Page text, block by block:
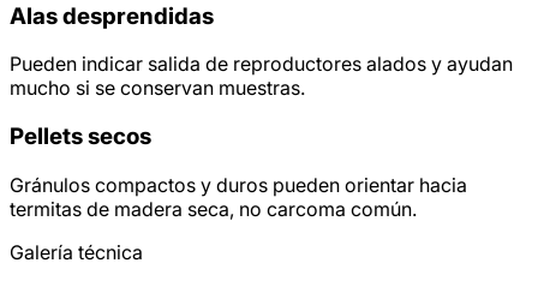
Alas desprendidas
Pueden indicar salida de reproductores alados y ayudan
mucho si se conservan muestras.
Pellets secos
Gránulos compactos y duros pueden orientar hacia
termitas de madera seca, no carcoma común.
Galería técnica